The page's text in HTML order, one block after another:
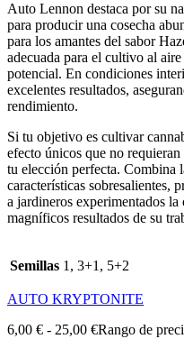
Auto Lennon destaca por su
para producir una cosecha
para los amantes del sabor
adecuada para el cultivo al
potencial. En condiciones
excelentes resultados,
rendimiento.
Si tu objetivo es cultivar
efecto únicos que no
tu elección perfecta. Combina
características sobresalientes,
a jardineros experimentados
magníficos resultados de su
Semillas 1, 3+1, 5+2
AUTO KRYPTONITE
6,00 € - 25,00 €Rango de